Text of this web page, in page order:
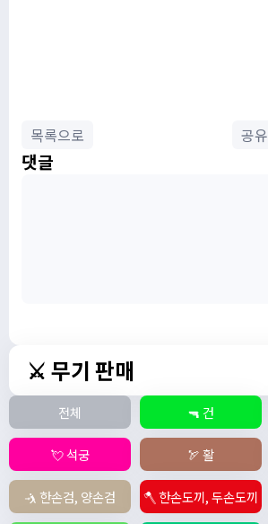
목록으로 공유
댓글
⚔️ 무기 판매
전체 🔫 건
💘 석궁 🏹 활
🤺 한손검, 양손검 🪓 한손도끼, 두손도끼